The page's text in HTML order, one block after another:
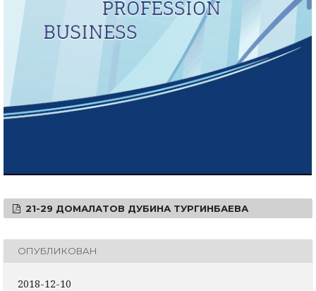
21-29 ДОМАЛАТОВ ДУБИНА ТУРГИНБАЕВА
ОПУБЛИКОВАН
2018-12-10